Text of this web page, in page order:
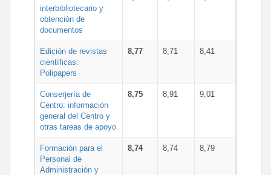
interbibliotecario y
obtención de
documentos
Edición de revistas
científicas:
Polipapers
8,77 8,71 8,41
Conserjería de
Centro: información
general del Centro y
otras tareas de apoyo
8,75 8,91 9,01
Formación para el
Personal de
Administración y
8,74 8,74 8,79